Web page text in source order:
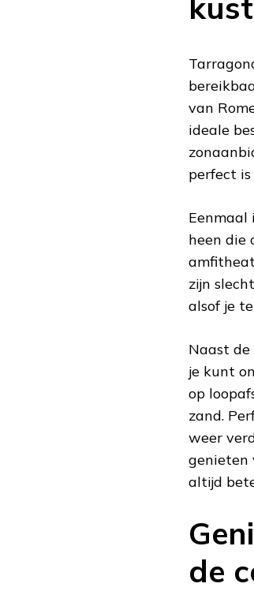
van
ideale
perfect
Eenmaal
heen die
zijn
alsof je
Naast
je kunt
op
zand.
weer
genieten
altijd
de